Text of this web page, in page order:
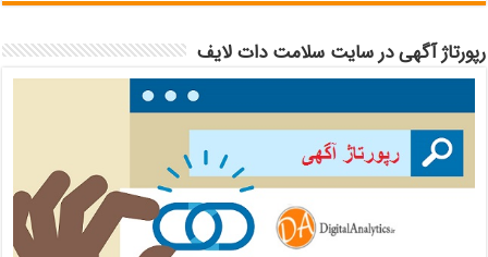
رپورتاژ آگهی در سایت سلامت دات لایف